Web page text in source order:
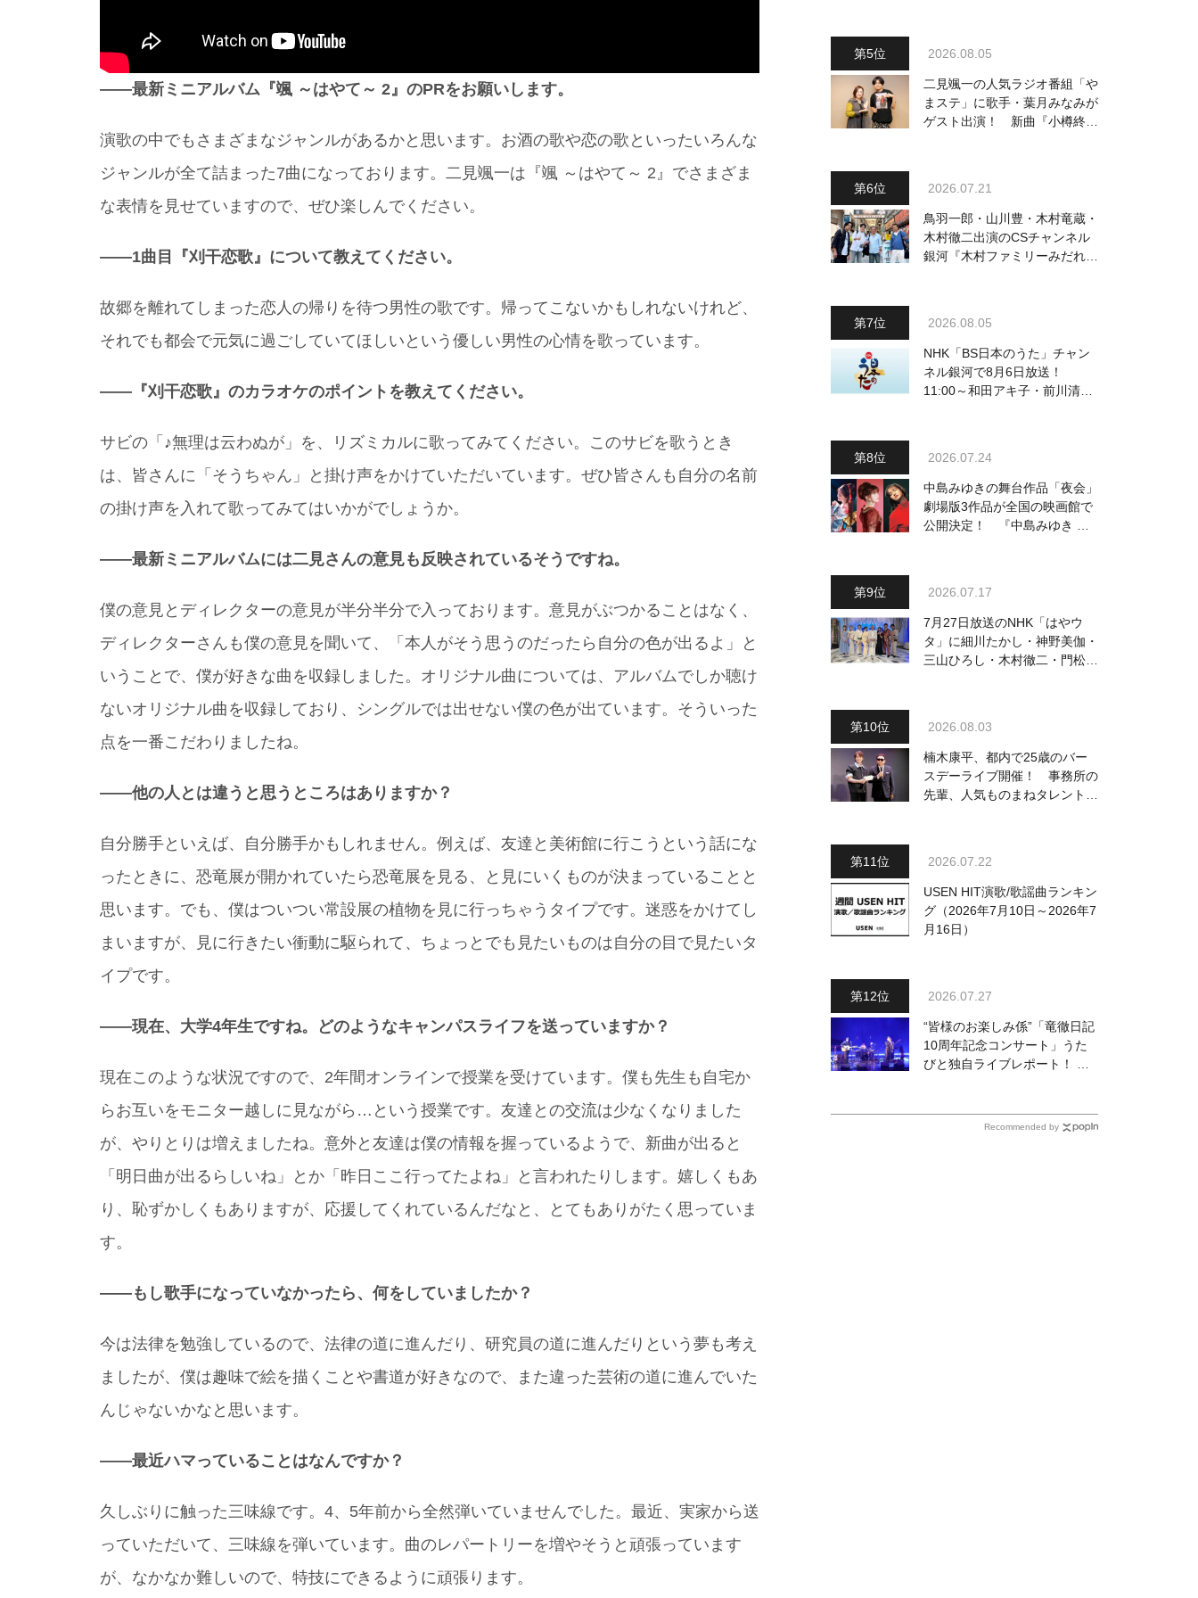
――最新ミニアルバム『颯 ～はやて～ 2』のPRをお願いします。
演歌の中でもさまざまなジャンルがあるかと思います。お酒の歌や恋の歌といったいろんな
ジャンルが全て詰まった7曲になっております。二見颯一は『颯 ～はやて～ 2』でさまざま
な表情を見せていますので、ぜひ楽しんでください。
――1曲目『刈干恋歌』について教えてください。
故郷を離れてしまった恋人の帰りを待つ男性の歌です。帰ってこないかもしれないけれど、
それでも都会で元気に過ごしていてほしいという優しい男性の心情を歌っています。
――『刈干恋歌』のカラオケのポイントを教えてください。
サビの「♪無理は云わぬが」を、リズミカルに歌ってみてください。このサビを歌うとき
は、皆さんに「そうちゃん」と掛け声をかけていただいています。ぜひ皆さんも自分の名前
の掛け声を入れて歌ってみてはいかがでしょうか。
――最新ミニアルバムには二見さんの意見も反映されているそうですね。
僕の意見とディレクターの意見が半分半分で入っております。意見がぶつかることはなく、
ディレクターさんも僕の意見を聞いて、「本人がそう思うのだったら自分の色が出るよ」と
いうことで、僕が好きな曲を収録しました。オリジナル曲については、アルバムでしか聴け
ないオリジナル曲を収録しており、シングルでは出せない僕の色が出ています。そういった
点を一番こだわりましたね。
――他の人とは違うと思うところはありますか？
自分勝手といえば、自分勝手かもしれません。例えば、友達と美術館に行こうという話にな
ったときに、恐竜展が開かれていたら恐竜展を見る、と見にいくものが決まっていることと
思います。でも、僕はついつい常設展の植物を見に行っちゃうタイプです。迷惑をかけてし
まいますが、見に行きたい衝動に駆られて、ちょっとでも見たいものは自分の目で見たいタ
イプです。
――現在、大学4年生ですね。どのようなキャンパスライフを送っていますか？
現在このような状況ですので、2年間オンラインで授業を受けています。僕も先生も自宅か
らお互いをモニター越しに見ながら…という授業です。友達との交流は少なくなりました
が、やりとりは増えましたね。意外と友達は僕の情報を握っているようで、新曲が出ると
「明日曲が出るらしいね」とか「昨日ここ行ってたよね」と言われたりします。嬉しくもあ
り、恥ずかしくもありますが、応援してくれているんだなと、とてもありがたく思っていま
す。
――もし歌手になっていなかったら、何をしていましたか？
今は法律を勉強しているので、法律の道に進んだり、研究員の道に進んだりという夢も考え
ましたが、僕は趣味で絵を描くことや書道が好きなので、また違った芸術の道に進んでいた
んじゃないかなと思います。
――最近ハマっていることはなんですか？
久しぶりに触った三味線です。4、5年前から全然弾いていませんでした。最近、実家から送
っていただいて、三味線を弾いています。曲のレパートリーを増やそうと頑張っています
が、なかなか難しいので、特技にできるように頑張ります。
2026.08.05
二見颯一の人気ラジオ番組「や
まステ」に歌手・葉月みなみが
ゲスト出演！ 新曲『小樽終着
2026.07.21
鳥羽一郎・山川豊・木村竜蔵・
木村徹二出演のCSチャンネル
銀河『木村ファミリーみだれ旅
2026.08.05
NHK「BS日本のうた」チャン
ネル銀河で8月6日放送！
11:00～和田アキ子・前川清
2026.07.24
中島みゆきの舞台作品「夜会」
劇場版3作品が全国の映画館で
公開決定！ 『中島みゆき 劇
2026.07.17
7月27日放送のNHK「はやウ
タ」に細川たかし・神野美伽・
三山ひろし・木村徹二・門松み
2026.08.03
楠木康平、都内で25歳のバー
スデーライブ開催！ 事務所の
先輩、人気ものまねタレント・
2026.07.22
USEN HIT演歌/歌謡曲ランキン
グ（2026年7月10日～2026年7
月16日）
2026.07.27
“皆様のお楽しみ係”「竜徹日記
10周年記念コンサート」うた
びと独自ライブレポート！ 即
Recommended by